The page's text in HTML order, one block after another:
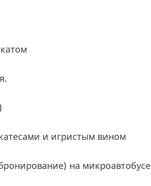
и игристым вином
на микроавтобусе